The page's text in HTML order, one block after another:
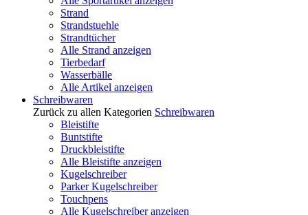
Strand
Strandstuehle
Strandtücher
Alle Strand anzeigen
Tierbedarf
Wasserbälle
Alle Artikel anzeigen
Schreibwaren
Zurück zu allen Kategorien Schreibwaren
Bleistifte
Buntstifte
Druckbleistifte
Alle Bleistifte anzeigen
Kugelschreiber
Parker Kugelschreiber
Touchpens
Alle Kugelschreiber anzeigen